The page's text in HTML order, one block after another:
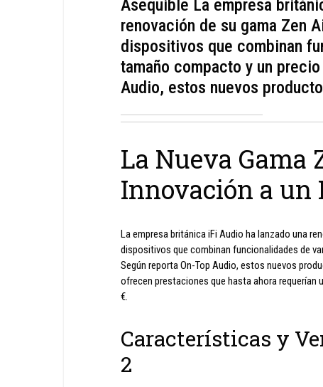
Asequible La empresa
renovación de su gama Zen
dispositivos que combinan
tamaño compacto y un
Audio, estos nuevos
La Nueva Gama
Innovación a un
La empresa británica iFi Audio ha lanzado una
dispositivos que combinan funcionalidades de
Según reporta On-Top Audio, estos nuevos
ofrecen prestaciones que hasta ahora requerían
€.
Características y
2